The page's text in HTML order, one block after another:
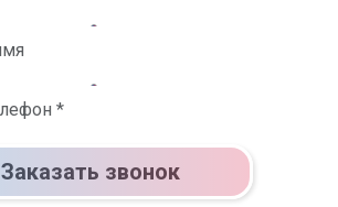
Заказать звонок